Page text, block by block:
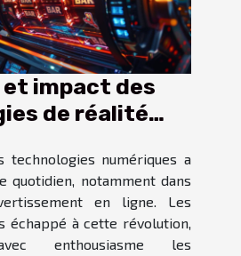
impact des
de réalité
ligne
technologies numériques a
quotidien, notamment dans
en ligne. Les
échappé à cette révolution,
enthousiasme les